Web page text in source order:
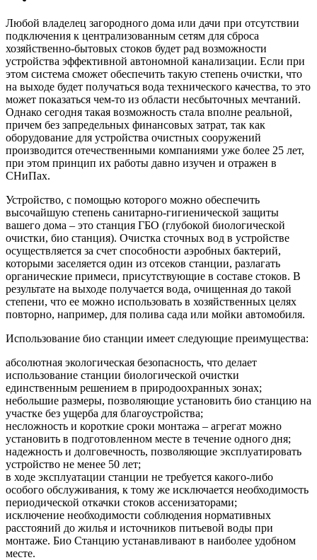
Любой владелец загородного дома или дачи при отсутствии
подключения к централизованным сетям для сброса
хозяйственно-бытовых стоков будет рад возможности
устройства эффективной автономной канализации. Если при
этом система сможет обеспечить такую степень очистки, что
на выходе будет получаться вода технического качества, то это
может показаться чем-то из области несбыточных мечтаний.
Однако сегодня такая возможность стала вполне реальной,
причем без запредельных финансовых затрат, так как
оборудование для устройства очистных сооружений
производится отечественными компаниями уже более 25 лет,
при этом принцип их работы давно изучен и отражен в
СНиПах.
Устройство, с помощью которого можно обеспечить
высочайшую степень санитарно-гигиенической защиты
вашего дома – это станция ГБО (глубокой биологической
очистки, био станция). Очистка сточных вод в устройстве
осуществляется за счет способности аэробных бактерий,
которыми заселяется один из отсеков станции, разлагать
органические примеси, присутствующие в составе стоков. В
результате на выходе получается вода, очищенная до такой
степени, что ее можно использовать в хозяйственных целях
повторно, например, для полива сада или мойки автомобиля.
Использование био станции имеет следующие преимущества:
абсолютная экологическая безопасность, что делает
использование станции биологической очистки
единственным решением в природоохранных зонах;
небольшие размеры, позволяющие установить био станцию на
участке без ущерба для благоустройства;
несложность и короткие сроки монтажа – агрегат можно
установить в подготовленном месте в течение одного дня;
надежность и долговечность, позволяющие эксплуатировать
устройство не менее 50 лет;
в ходе эксплуатации станции не требуется какого-либо
особого обслуживания, к тому же исключается необходимость
периодической откачки стоков ассенизаторами;
исключение необходимости соблюдения нормативных
расстояний до жилья и источников питьевой воды при
монтаже. Био Станцию устанавливают в наиболее удобном
месте.